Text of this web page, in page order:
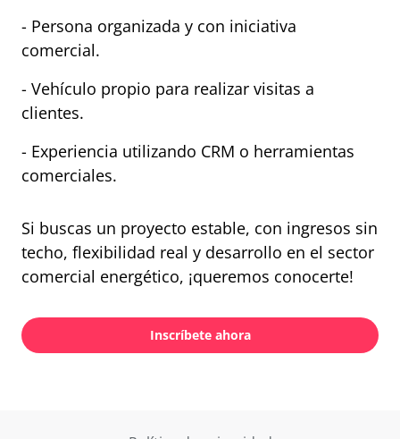
- Persona organizada y con iniciativa
comercial.
- Vehículo propio para realizar visitas a
clientes.
- Experiencia utilizando CRM o herramientas
comerciales.
Si buscas un proyecto estable, con ingresos sin
techo, flexibilidad real y desarrollo en el sector
comercial energético, ¡queremos conocerte!
Inscríbete ahora